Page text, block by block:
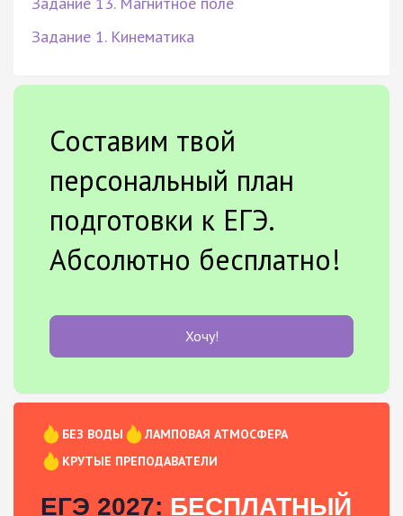
Задание 1. Кинематика
Составим твой
персональный план
подготовки к ЕГЭ.
Абсолютно бесплатно!
Хочу!
БЕЗ ВОДЫ
ЛАМПОВАЯ АТМОСФЕРА
КРУТЫЕ ПРЕПОДАВАТЕЛИ
ЕГЭ 2027: БЕСПЛАТНЫЙ